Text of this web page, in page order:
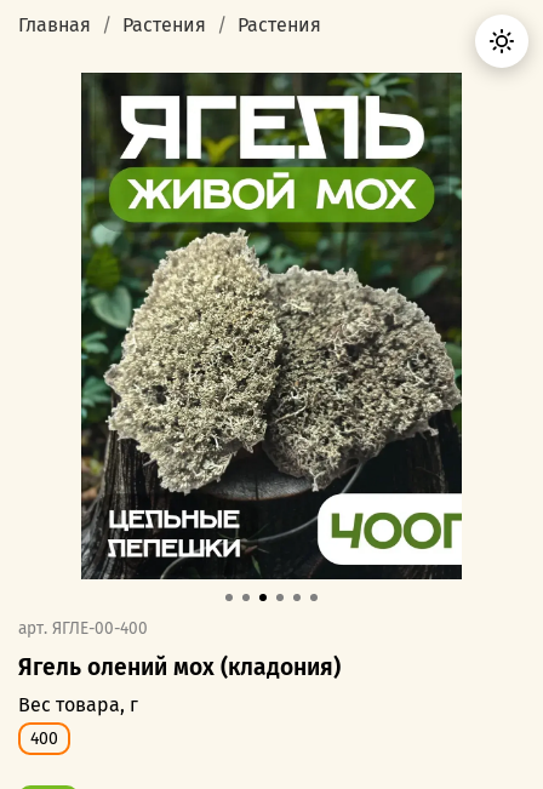
Главная Растения Растения
арт. ЯГЛЕ-00-400
Ягель олений мох (кладония)
Вес товара, г
400